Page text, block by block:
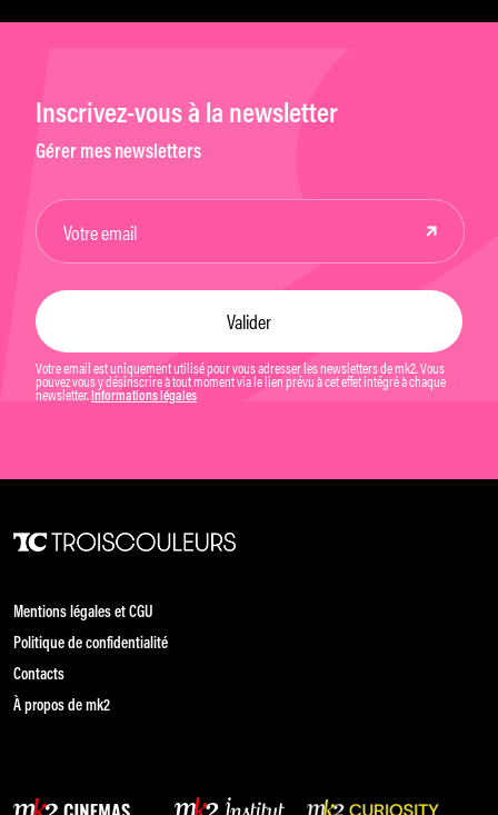
Inscrivez-vous à la newsletter
Gérer mes newsletters
Votre email est uniquement utilisé pour vous adresser les newsletters de mk2. Vous
pouvez vous y désinscrire à tout moment via le lien prévu à cet effet intégré à chaque
newsletter. Informations légales
Mentions légales et CGU
Politique de confidentialité
Contacts
À propos de mk2